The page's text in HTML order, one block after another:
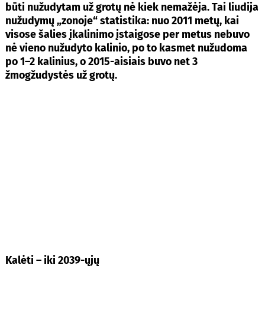
būti nužudytam už grotų nė kiek nemažėja. Tai liudija
nužudymų „zonoje“ statistika: nuo 2011 metų, kai
visose šalies įkalinimo įstaigose per metus nebuvo
nė vieno nužudyto kalinio, po to kasmet nužudoma
po 1–2 kalinius, o 2015-aisiais buvo net 3
žmogžudystės už grotų.
Kalėti – iki 2039-ųjų